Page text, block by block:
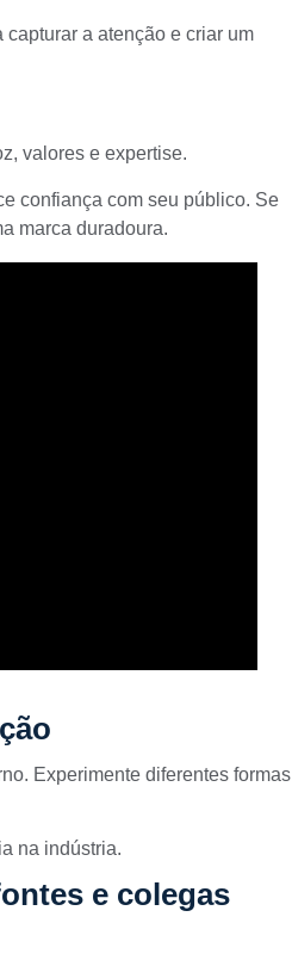
a atenção e criar um
valores e expertise.
confiança com seu público. Se
marca duradoura.
Experimente diferentes formas
na indústria.
e colegas